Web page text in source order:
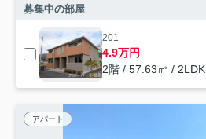
募集中の部屋
201
4.9万円
2階 / 57.63㎡ / 2LDK
アパート